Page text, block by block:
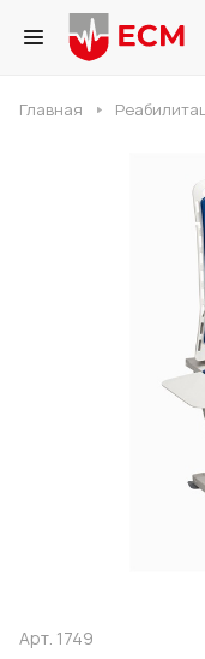
Главная
Арт. 1749